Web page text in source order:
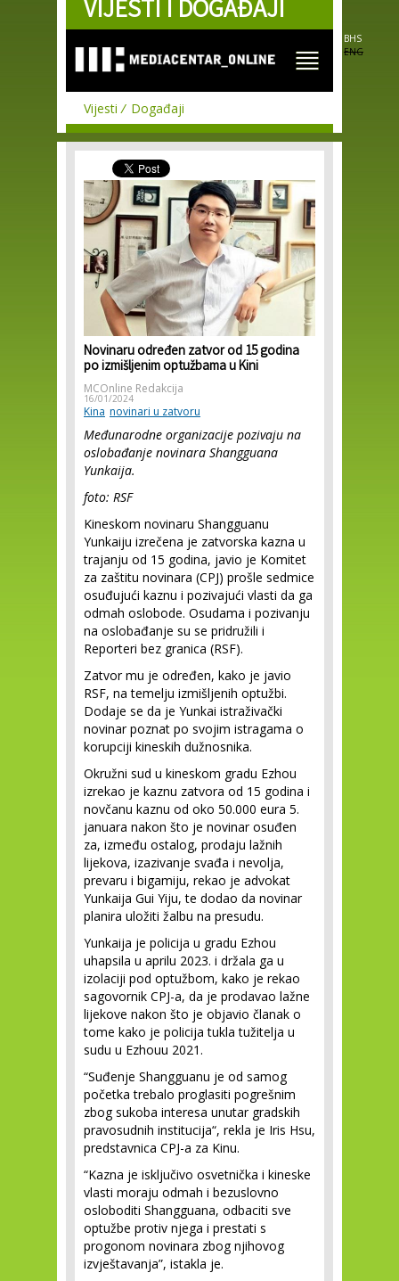
Skip to
main
VIJESTI I DOGAĐAJI
BHS
ENG
Vijesti Događaji
Novinaru određen zatvor od 15 godina
po izmišljenim optužbama u Kini
MCOnline Redakcija
16/01/2024
Kina novinari u zatvoru
Međunarodne organizacije pozivaju na
oslobađanje novinara Shangguana
Yunkaija.
foto: RSF
Kineskom novinaru Shangguanu
Yunkaiju izrečena je zatvorska kazna u
trajanju od 15 godina, javio je Komitet
za zaštitu novinara (CPJ) prošle sedmice
osuđujući kaznu i pozivajući vlasti da ga
odmah oslobode. Osudama i pozivanju
na oslobađanje su se pridružili i
Reporteri bez granica (RSF).
Zatvor mu je određen, kako je javio
RSF, na temelju izmišljenih optužbi.
Dodaje se da je Yunkai istraživački
novinar poznat po svojim istragama o
korupciji kineskih dužnosnika.
Okružni sud u kineskom gradu Ezhou
izrekao je kaznu zatvora od 15 godina i
novčanu kaznu od oko 50.000 eura 5.
januara nakon što je novinar osuđen
za, između ostalog, prodaju lažnih
lijekova, izazivanje svađa i nevolja,
prevaru i bigamiju, rekao je advokat
Yunkaija Gui Yiju, te dodao da novinar
planira uložiti žalbu na presudu.
Yunkaija je policija u gradu Ezhou
uhapsila u aprilu 2023. i držala ga u
izolaciji pod optužbom, kako je rekao
sagovornik CPJ-a, da je prodavao lažne
lijekove nakon što je objavio članak o
tome kako je policija tukla tužitelja u
sudu u Ezhouu 2021.
“Suđenje Shangguanu je od samog
početka trebalo proglasiti pogrešnim
zbog sukoba interesa unutar gradskih
pravosudnih institucija“, rekla je Iris Hsu,
predstavnica CPJ-a za Kinu.
“Kazna je isključivo osvetnička i kineske
vlasti moraju odmah i bezuslovno
osloboditi Shangguana, odbaciti sve
optužbe protiv njega i prestati s
progonom novinara zbog njihovog
izvještavanja”, istakla je.